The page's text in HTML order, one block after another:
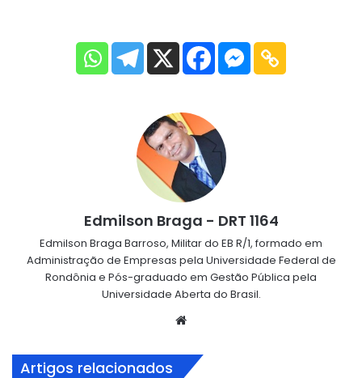
Edmilson Braga - DRT 1164
Edmilson Braga Barroso, Militar do EB R/1, formado em
Administração de Empresas pela Universidade Federal de
Rondônia e Pós-graduado em Gestão Pública pela
Universidade Aberta do Brasil.
Artigos relacionados